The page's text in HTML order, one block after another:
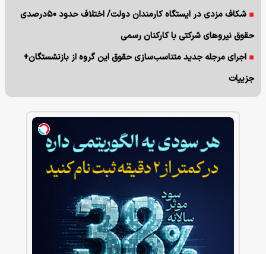
شکاف مزدی در ایستگاه کارمندان دولت/ اختلاف حدود ۵۰درصدی
حقوق نیروهای شرکتی با کارکنان رسمی
اجرای مرجله جدید متناسب‌سازی حقوق این گروه از بازنشستگان+
جزییات